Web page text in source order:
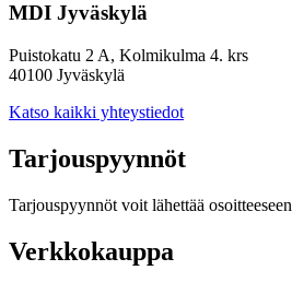
MDI Jyväskylä
Puistokatu 2 A, Kolmikulma 4. krs
40100 Jyväskylä
Katso kaikki yhteystiedot
Tarjouspyynnöt
Tarjouspyynnöt voit lähettää osoitteeseen
Verkkokauppa